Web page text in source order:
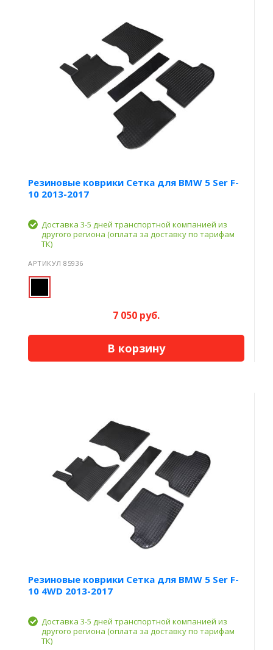
Резиновые коврики Сетка для BMW 5 Ser F-
10 2013-2017
Доставка 3-5 дней транспортной компанией из
другого региона (оплата за доставку по тарифам
ТК)
АРТИКУЛ 85936
7 050 руб.
В корзину
Резиновые коврики Сетка для BMW 5 Ser F-
10 4WD 2013-2017
Доставка 3-5 дней транспортной компанией из
другого региона (оплата за доставку по тарифам
ТК)